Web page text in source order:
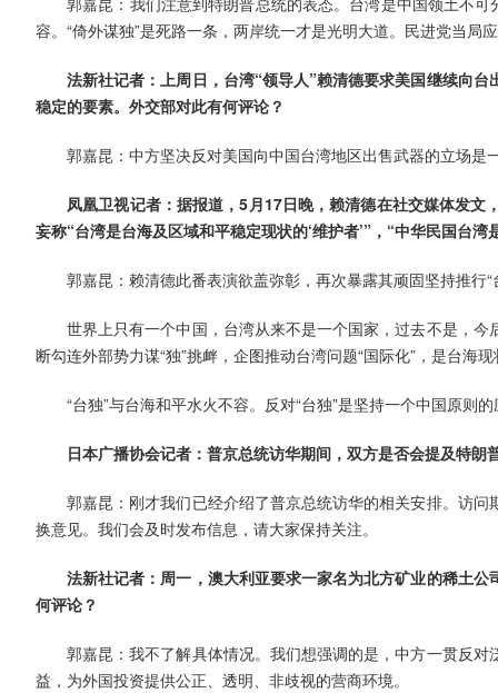
容。“倚外谋独”是死路一条，两岸统一才是光明大道。民进党当局
法新社记者：上周日，台湾“领导人”赖清德要求美国继续向
稳定的要素。外交部对此有何评论？
郭嘉昆：中方坚决反对美国向中国台湾地区出售武器的立场是
凤凰卫视记者：据报道，5月17日晚，赖清德在社交媒体发
妄称“台湾是台海及区域和平稳定现状的‘维护者’”，“中华民国台
郭嘉昆：赖清德此番表演欲盖弥彰，再次暴露其顽固坚持推行
世界上只有一个中国，台湾从来不是一个国家，过去不是，
断勾连外部势力谋“独”挑衅，企图推动台湾问题“国际化”，是台海
“台独”与台海和平水火不容。反对“台独”是坚持一个中国原则
日本广播协会记者：普京总统访华期间，双方是否会提及特
郭嘉昆：刚才我们已经介绍了普京总统访华的相关安排。访
换意见。我们会及时发布信息，请大家保持关注。
法新社记者：周一，澳大利亚要求一家名为北方矿业的稀土
何评论？
郭嘉昆：我不了解具体情况。我们想强调的是，中方一贯反
益，为外国投资提供公正、透明、非歧视的营商环境。